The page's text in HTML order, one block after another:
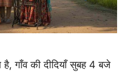
गाँव की दीदियाँ सुबह 4 बजे